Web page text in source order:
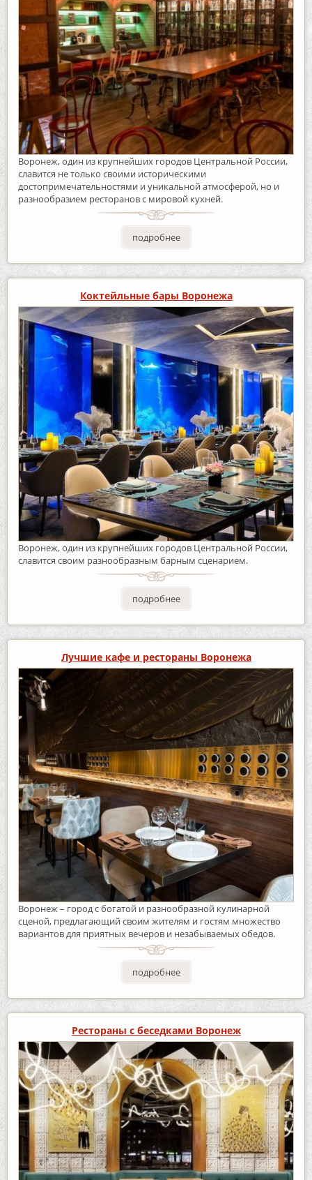
Воронеж, один из крупнейших городов Центральной России,
славится не только своими историческими
достопримечательностями и уникальной атмосферой, но и
разнообразием ресторанов с мировой кухней.
подробнее
Коктейльные бары Воронежа
Воронеж, один из крупнейших городов Центральной России,
славится своим разнообразным барным сценарием.
подробнее
Лучшие кафе и рестораны Воронежа
Воронеж – город с богатой и разнообразной кулинарной
сценой, предлагающий своим жителям и гостям множество
вариантов для приятных вечеров и незабываемых обедов.
подробнее
Рестораны с беседками Воронеж